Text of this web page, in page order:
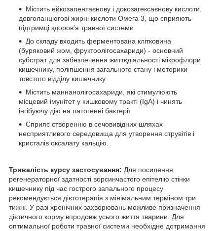
Містить ейкозапентаєнову і докозагексаєнову кислоти,
довголанцюгові жирні кислоти Омега 3, що сприяють
підтримці здоров'я травної системи
До складу входить ферментована клітковина
(буряковий жом, фруктоолігосахариди) - основний
субстрат для забезпечення життєдіяльності мікрофлори
кишечнику, поліпшення загального стану і моторики
товстого відділу кишечнику
Містить маннанолігосахариди, які стимулюють
місцевий імунітет у кишковому тракті (IgA) і чинять
інгібуючу дію на патогенні бактерії
Сприяє створенню в сечовивідних шляхах
несприятливого середовища для утворення струвітів і
кристалів оксалату кальцію.
Тривалість курсу застосування: Для посилення
регенераторної здатності ворсинчастого епітелію стінки
кишечнику під час гострого запального процесу
рекомендується дієтотерапія з мінімальним терміном три
тижні. У разі хронічних захворювань можливе призначення
дієтичного корму впродовж усього життя тварини. Для
оптимальної роботи травної системи необхідне дотримання